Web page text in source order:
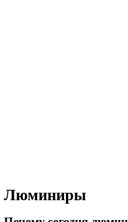
Люминиры